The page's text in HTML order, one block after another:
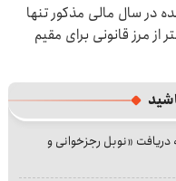
در سال مالی مذکور تنها
گذرانده که ۲۰ روز کمتر از مرز قانونی برای مقیم
دریافت «نوبل رجزخوانی و